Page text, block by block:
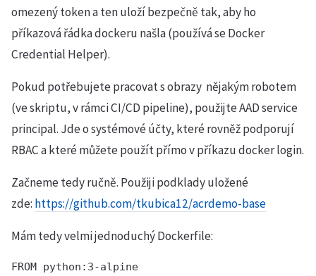
omezený token a ten uloží bezpečně tak, aby ho
příkazová řádka dockeru našla (používá se Docker
Credential Helper).
Pokud potřebujete pracovat s obrazy nějakým robotem
(ve skriptu, v rámci CI/CD pipeline), použijte AAD service
principal. Jde o systémové účty, které rovněž podporují
RBAC a které můžete použít přímo v příkazu docker login.
Začneme tedy ručně. Použiji podklady uložené
zde: https://github.com/tkubica12/acrdemo-base
Mám tedy velmi jednoduchý Dockerfile:
FROM python:3-alpine